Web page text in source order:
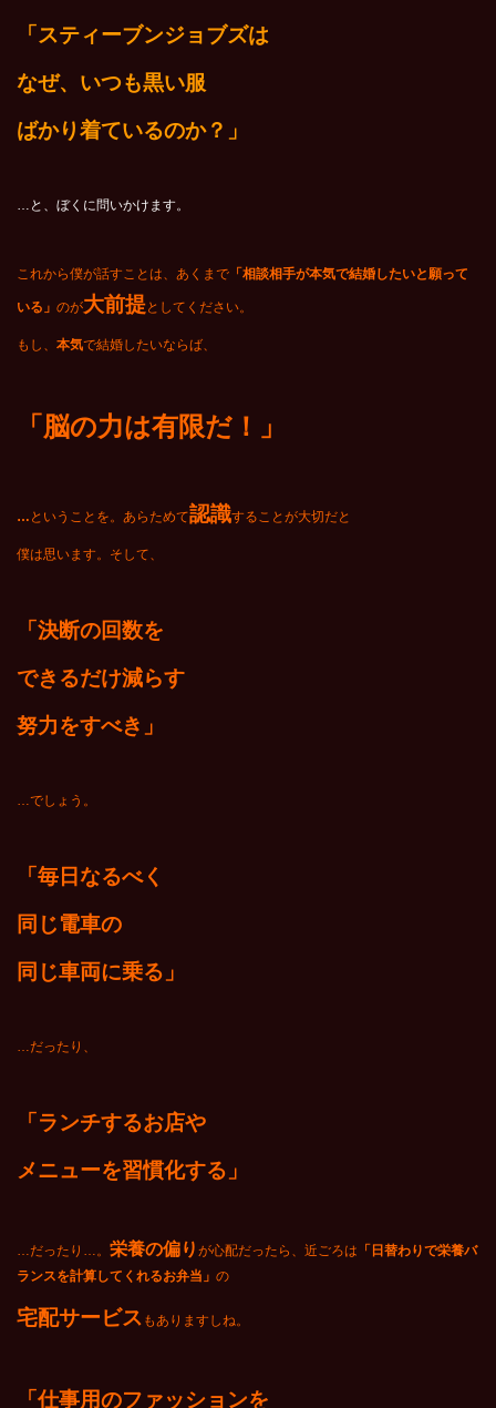
「スティーブンジョブズは
なぜ、いつも黒い服
ばかり着ているのか？」
…と、ぼくに問いかけます。
これから僕が話すことは、あくまで 「相談相手が本気で結婚したいと願って
いる」 のが大前提としてください。
もし、 本気で結婚したいならば、
「脳の力は有限だ！」
… ということを。あらためて認識することが大切だと
僕は思います。そして、
「 決断の回数を
できるだけ減らす
努力をすべき」
…でしょう。
「毎日なるべく
同じ電車の
同じ車両に乗る」
…だったり、
「ランチするお店や
メニューを習慣化する」
…だったり…。 栄養の偏り が心配だったら、近ごろは 「日替わりで栄養バ
ランスを計算してくれるお弁当」 の
宅配サービス もありますしね。
「 仕事用のファッションを